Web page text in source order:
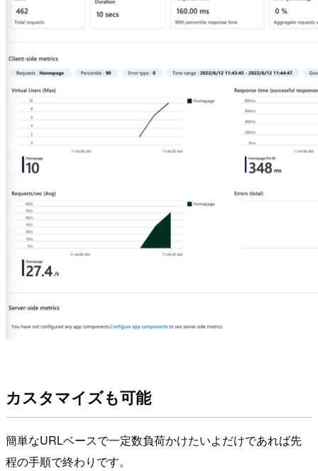
カスタマイズも可能
簡単なURLベースで一定数負荷かけたいよだけであれば先
程の手順で終わりです。